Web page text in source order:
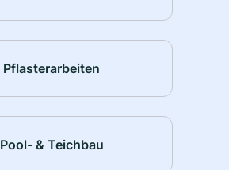
Pflasterarbeiten
Pool- & Teichbau